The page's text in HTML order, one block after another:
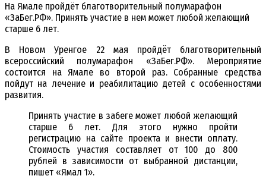
На Ямале пройдёт благотворительный полумарафон
«ЗаБег.РФ». Принять участие в нем может любой желающий
старше 6 лет.
В Новом Уренгое 22 мая пройдёт благотворительный
всероссийский полумарафон «ЗаБег.РФ». Мероприятие
состоится на Ямале во второй раз. Собранные средства
пойдут на лечение и реабилитацию детей с особенностями
развития.
Принять участие в забеге может любой желающий
старше 6 лет. Для этого нужно пройти
регистрацию на сайте проекта и внести оплату.
Стоимость участия составляет от 100 до 800
рублей в зависимости от выбранной дистанции,
пишет «Ямал 1».